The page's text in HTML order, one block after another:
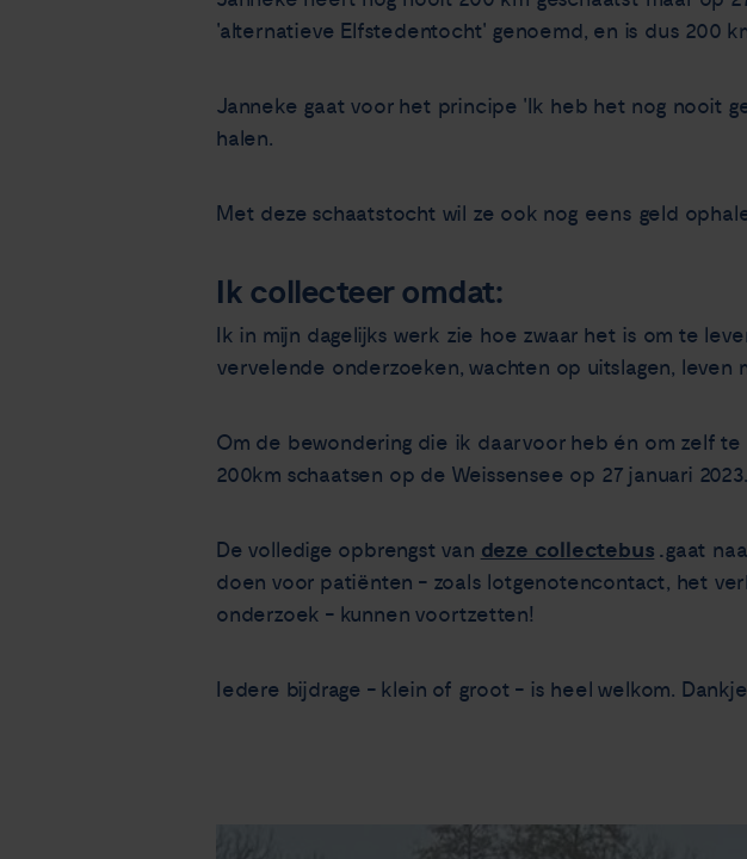
'alternatieve Elfstedentocht' genoemd, en is dus 200
Janneke gaat voor het principe 'Ik heb het nog nooit
halen.
Met deze schaatstocht wil ze ook nog eens geld
Ik collecteer omdat:
Ik in mijn dagelijks werk zie hoe zwaar het is om te
vervelende onderzoeken, wachten op uitslagen,
Om de bewondering die ik daarvoor heb én om zelf
200km schaatsen op de Weissensee op 27 januari 2023.
De volledige opbrengst van deze collectebus .gaat
doen voor patiënten - zoals lotgenotencontact, het
onderzoek - kunnen voortzetten!
Iedere bijdrage - klein of groot - is heel welkom.